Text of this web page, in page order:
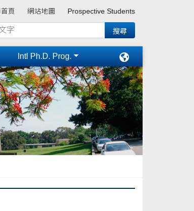
頁 網站地圖 Prospective Students
Intl Ph.D. Prog.